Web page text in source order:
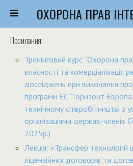
Посилання:
Тренінговий курс “Охорона
власності та комерціалізація
досліджень при виконання
програми ЄС “Горизонт
технічному співробітництві з
організаціями держав-членів
2025р.)
Лекція: «Трансфер
ліцензійних договорів та